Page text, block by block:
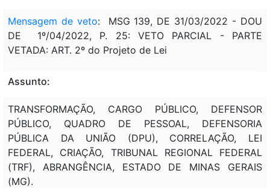
Mensagem de veto: MSG 139, DE 31/03/2022 - DOU
DE 1º/04/2022, P. 25: VETO PARCIAL - PARTE
VETADA: ART. 2º do Projeto de Lei
Assunto:
TRANSFORMAÇÃO, CARGO PÚBLICO, DEFENSOR
PÚBLICO, QUADRO DE PESSOAL, DEFENSORIA
PÚBLICA DA UNIÃO (DPU), CORRELAÇÃO, LEI
FEDERAL, CRIAÇÃO, TRIBUNAL REGIONAL FEDERAL
(TRF), ABRANGÊNCIA, ESTADO DE MINAS GERAIS
(MG).